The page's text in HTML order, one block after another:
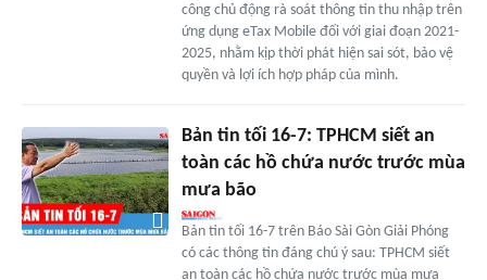
công chủ động rà soát thông tin thu nhập trên
ứng dụng eTax Mobile đối với giai đoạn 2021-
2025, nhằm kịp thời phát hiện sai sót, bảo vệ
quyền và lợi ích hợp pháp của mình.
Bản tin tối 16-7: TPHCM siết an
toàn các hồ chứa nước trước mùa
mưa bão
Bản tin tối 16-7 trên Báo Sài Gòn Giải Phóng
có các thông tin đáng chú ý sau: TPHCM siết
an toàn các hồ chứa nước trước mùa mưa